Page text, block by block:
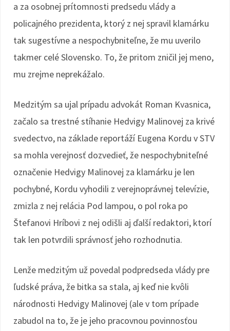
a za osobnej prítomnosti predsedu vlády a
policajného prezidenta, ktorý z nej spravil klamárku
tak sugestívne a nespochybniteľne, že mu uverilo
takmer celé Slovensko. To, že pritom zničil jej meno,
mu zrejme neprekážalo.
Medzitým sa ujal prípadu advokát Roman Kvasnica,
začalo sa trestné stíhanie Hedvigy Malinovej za krivé
svedectvo, na základe reportáží Eugena Kordu v STV
sa mohla verejnosť dozvedieť, že nespochybniteľné
označenie Hedvigy Malinovej za klamárku je len
pochybné, Kordu vyhodili z verejnoprávnej televízie,
zmizla z nej relácia Pod lampou, o pol roka po
Štefanovi Hríbovi z nej odišli aj ďalší redaktori, ktorí
tak len potvrdili správnosť jeho rozhodnutia.
Lenže medzitým už povedal podpredseda vlády pre
ľudské práva, že bitka sa stala, aj keď nie kvôli
národnosti Hedvigy Malinovej (ale v tom prípade
zabudol na to, že je jeho pracovnou povinnosťou